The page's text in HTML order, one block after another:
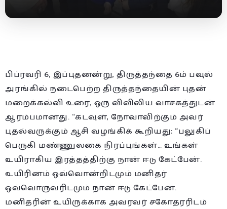
பிப்ரவரி 6, இப்புதனன்று, திருத்தந்தை 6ம் பவுல்
அரங்கில் நடைபெற்ற திருத்தந்தையின் புதன்
மறைக்கல்வி உரை, ஒரு விவிலிய வாசகத்துடன்
ஆரம்பமானது. “கடவுள், நோவாவிற்கும் அவர்
புதல்வருக்கும் ஆசி வழங்கிக் கூறியது: “பலுகிப்
பெருகி மண்ணுலகை நிரப்புங்கள்… உங்கள்
உயிராகிய இரத்தத்திற்கு நான் ஈடு கேட்பேன்.
உயிரினம் ஒவ்வொன்றிடமும் மனிதர்
ஒவ்வொருவரிடமும் நான் ஈடு கேட்பேன்.
மனிதரின் உயிருக்காக அவரவர் சகோதரரிடம்